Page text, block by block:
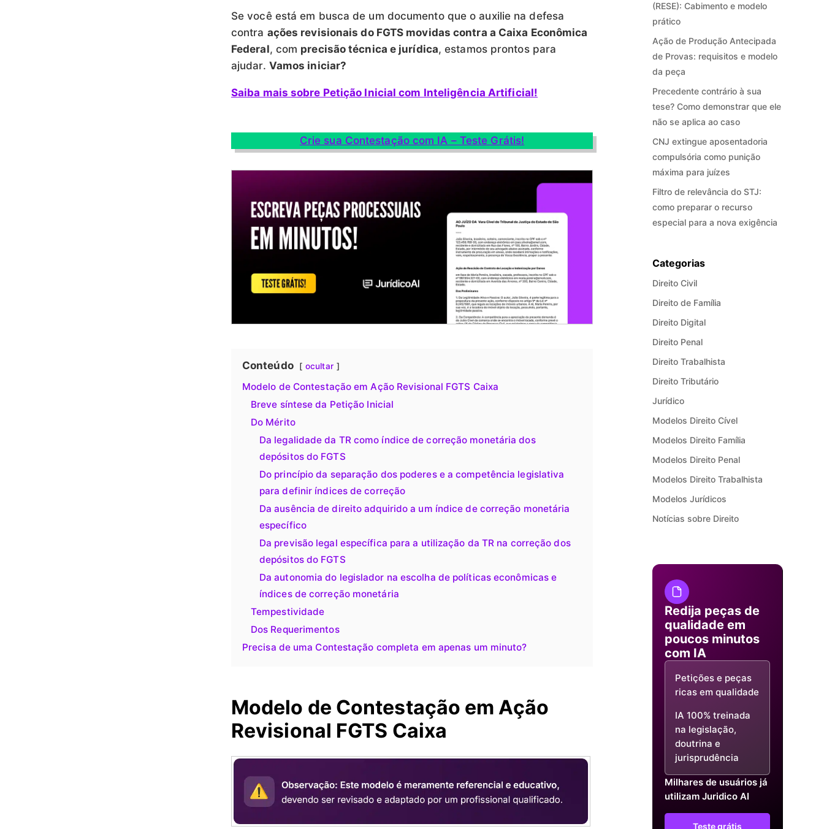
Se você está em busca de um documento que o auxilie na defesa
contra ações revisionais do FGTS movidas contra a Caixa Econômica
Federal, com precisão técnica e jurídica, estamos prontos para
ajudar. Vamos iniciar?
Saiba mais sobre Petição Inicial com Inteligência Artificial!
Crie sua Contestação com IA – Teste Grátis!
Conteúdo ocultar
Modelo de Contestação em Ação Revisional FGTS Caixa
Breve síntese da Petição Inicial
Do Mérito
Da legalidade da TR como índice de correção monetária dos
depósitos do FGTS
Do princípio da separação dos poderes e a competência legislativa
para definir índices de correção
Da ausência de direito adquirido a um índice de correção monetária
específico
Da previsão legal específica para a utilização da TR na correção dos
depósitos do FGTS
Da autonomia do legislador na escolha de políticas econômicas e
índices de correção monetária
Tempestividade
Dos Requerimentos
Precisa de uma Contestação completa em apenas um minuto?
Modelo de Contestação em Ação
Revisional FGTS Caixa
(RESE): Cabimento e modelo
prático
Ação de Produção Antecipada
de Provas: requisitos e modelo
da peça
Precedente contrário à sua
tese? Como demonstrar que ele
não se aplica ao caso
CNJ extingue aposentadoria
compulsória como punição
máxima para juízes
Filtro de relevância do STJ:
como preparar o recurso
especial para a nova exigência
Categorias
Direito Civil
Direito de Família
Direito Digital
Direito Penal
Direito Trabalhista
Direito Tributário
Jurídico
Modelos Direito Cível
Modelos Direito Família
Modelos Direito Penal
Modelos Direito Trabalhista
Modelos Jurídicos
Notícias sobre Direito
Redija peças de
qualidade em
poucos minutos
com IA
Petições e peças
ricas em qualidade
IA 100% treinada
na legislação,
doutrina e
jurisprudência
Milhares de usuários já
utilizam Juridico AI
Teste grátis